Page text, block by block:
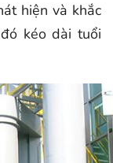
hiện và khắc
kéo dài tuổi